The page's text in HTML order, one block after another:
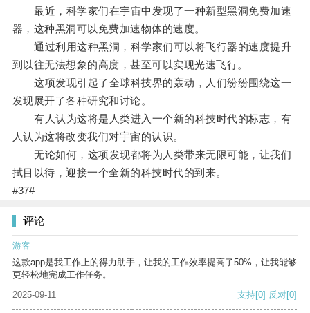
最近，科学家们在宇宙中发现了一种新型黑洞免费加速
器，这种黑洞可以免费加速物体的速度。
通过利用这种黑洞，科学家们可以将飞行器的速度提升
到以往无法想象的高度，甚至可以实现光速飞行。
这项发现引起了全球科技界的轰动，人们纷纷围绕这一
发现展开了各种研究和讨论。
有人认为这将是人类进入一个新的科技时代的标志，有
人认为这将改变我们对宇宙的认识。
无论如何，这项发现都将为人类带来无限可能，让我们
拭目以待，迎接一个全新的科技时代的到来。
#37#
评论
游客
这款app是我工作上的得力助手，让我的工作效率提高了50%，让我能够
更轻松地完成工作任务。
2025-09-11
支持[0] 反对[0]